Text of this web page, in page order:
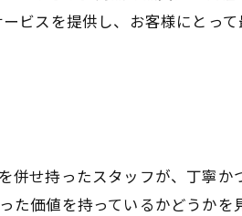
ビスを提供し、お客様にとっ
併せ持ったスタッフが、丁寧か
た価値を持っているかどうかを